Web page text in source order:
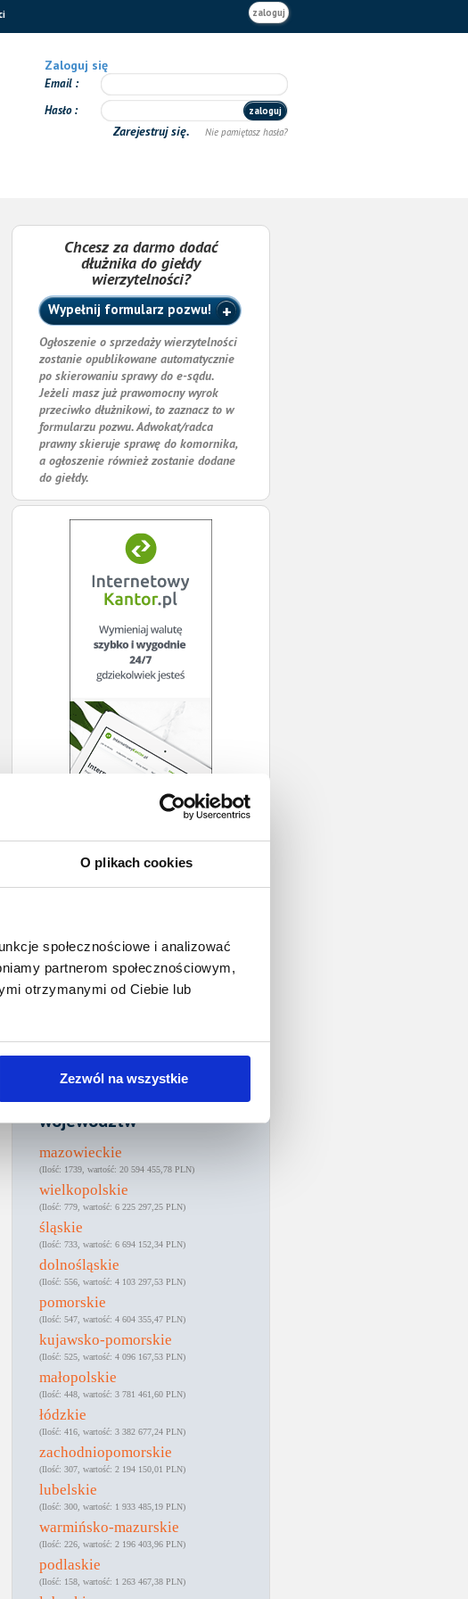
O plikach cookies
społecznościowe i analizować
partnerom społecznościowym,
otrzymanymi od Ciebie lub
Zezwól na wszystkie
zaloguj
Zaloguj się
Email
Hasło
zaloguj
Zarejestruj się. Nie pamiętasz hasła?
Chcesz za darmo dodać
dłużnika do giełdy
wierzytelności?
Wypełnij formularz pozwu!
Ogłoszenie o sprzedaży wierzytelności
zostanie opublikowane automatycznie
po skierowaniu sprawy do e-sądu.
Jeżeli masz już prawomocny wyrok
przeciwko dłużnikowi, to zaznacz to w
formularzu pozwu. Adwokat/radca
prawny skieruje sprawę do komornika,
a ogłoszenie również zostanie dodane
do giełdy.
Wierzytelności wg
województw
mazowieckie
1739 20 594 455,78 PLN
wielkopolskie
779 6 225 297,25 PLN
śląskie
733 6 694 152,34 PLN
dolnośląskie
556 4 103 297,53 PLN
pomorskie
547 4 604 355,47 PLN
kujawsko-pomorskie
525 4 096 167,53 PLN
małopolskie
448 3 781 461,60 PLN
łódzkie
416 3 382 677,24 PLN
zachodniopomorskie
307 2 194 150,01 PLN
lubelskie
300 1 933 485,19 PLN
warmińsko-mazurskie
226 2 196 403,96 PLN
podlaskie
158 1 263 467,38 PLN